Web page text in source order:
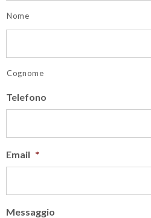
Nome
Cognome
Telefono
Email *
Messaggio